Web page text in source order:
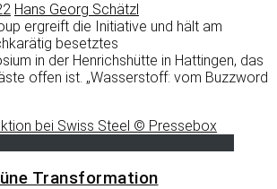
Hans Georg Schätzl
ergreift die Initiative und hält am
besetztes
in der Henrichshütte in Hattingen, das
offen ist. „Wasserstoff: vom Buzzword
Transformation